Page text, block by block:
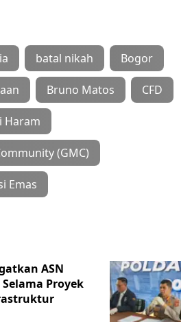
batal nikah Bogor
Bruno Matos CFD
Haram
(GMC)
Emas
ASN
Proyek